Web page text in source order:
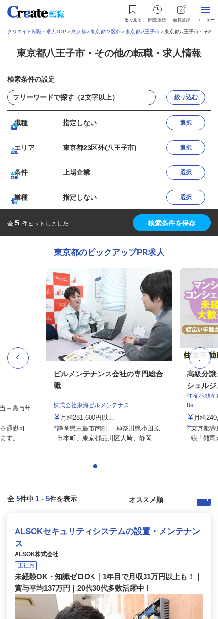
後で見る 閲覧履歴 会員登録 メニュー
クリエイト転職・求人TOP ＞東京都＞東京都23区外＞東京都八王子市＞東京都八王子市・その
東京都八王子市・その他の転職・求人情報
検索条件の設定
絞り込む
職種 指定しない 選択
エリア 東京都23区外(八王子市) 選択
条件 上場企業 選択
業種 指定しない 選択
全 5 件ヒットしました 検索条件を保存
東京都のピックアップPR求人
＋賞与年
通勤可
す。
ビルメンテナンス会社の専門総合
職
株式会社東海ビルメンテナス
月給281,600円以上
静岡県三島市南町、 神奈川県小田原
市本町、東京都品川区大崎、静岡...
高級分譲
シェルジ
住友不動産
8a
月給
東京都豊
線「雑司
全 5件中 1 - 5件を表示
ALSOKセキュリティシステムの設置・メンテナン
ス
ALSOK株式会社
正社員
未経験OK・知識ゼロOK｜1年目で月収31万円以上も！｜
賞与平均137万円｜20代30代多数活躍中！